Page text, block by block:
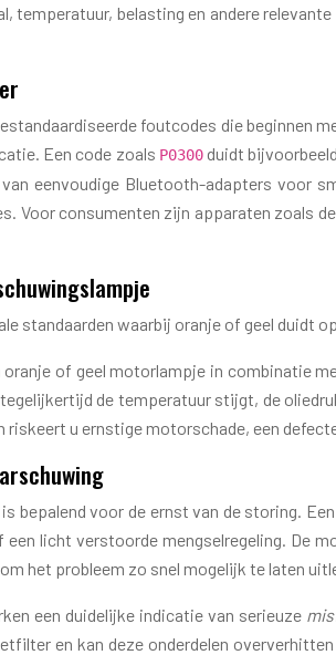
belasting en andere
foutcodes die
Een code zoals P0300duidt
eenvoudige Bluetooth-adapters
Voor consumenten zijn apparaten zoals de
standaarden waarbij oranje of geel
of geel motorlampje in combinatie
de temperatuur stijgt, de
u ernstige motorschade, een
bepalend voor de ernst van de storing.
licht verstoorde mengselregeling. De
het probleem zo snel mogelijk te laten
een duidelijke indicatie van serieuze
en kan deze onderdelen